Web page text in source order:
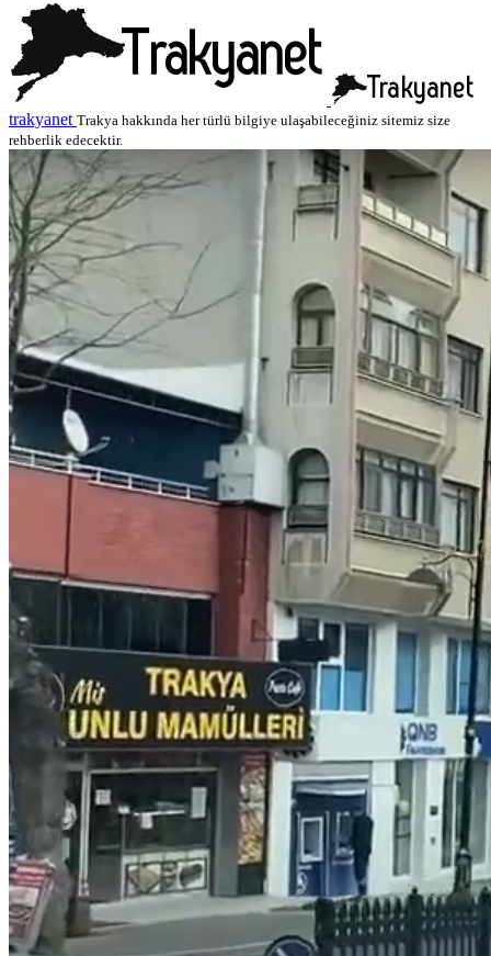
trakyanet Trakya hakkında her türlü bilgiye ulaşabileceğiniz sitemiz size
rehberlik edecektir.